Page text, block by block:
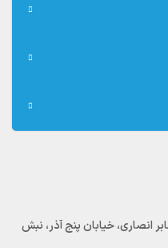
انصاری، خیابان پنج آذر، نبش